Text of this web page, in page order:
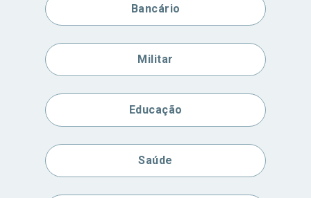
Bancário
Militar
Educação
Saúde